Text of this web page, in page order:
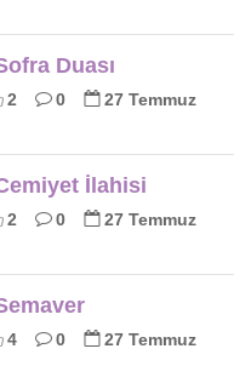
Duası
2 0
27 Temmuz
İlahisi
2 0
27 Temmuz
4 0
27 Temmuz